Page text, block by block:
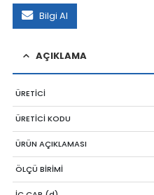
Bilgi Al
AÇIKLAMA
ÜRETİCİ
ÜRETİCİ KODU
ÜRÜN AÇIKLAMASI
ÖLÇÜ BİRİMİ